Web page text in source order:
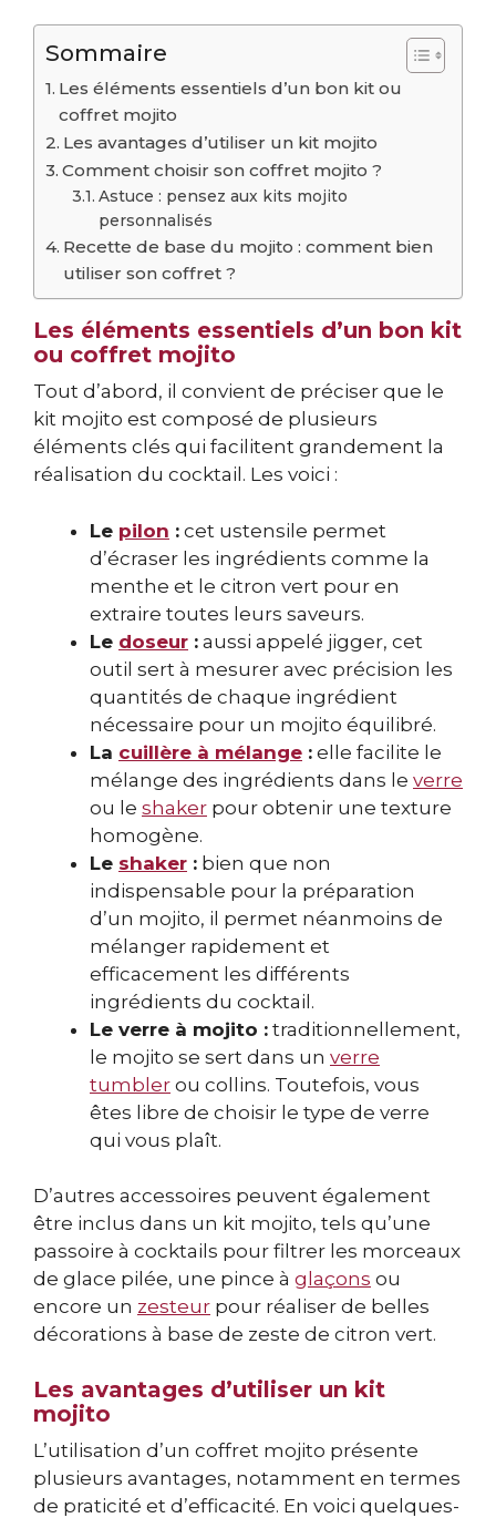
Sommaire
Les éléments essentiels d’un bon kit ou
coffret mojito
Les avantages d’utiliser un kit mojito
Comment choisir son coffret mojito ?
Astuce : pensez aux kits mojito
personnalisés
Recette de base du mojito : comment bien
utiliser son coffret ?
Les éléments essentiels d’un bon kit
ou coffret mojito
Tout d’abord, il convient de préciser que le
kit mojito est composé de plusieurs
éléments clés qui facilitent grandement la
réalisation du cocktail. Les voici :
Le pilon : cet ustensile permet
d’écraser les ingrédients comme la
menthe et le citron vert pour en
extraire toutes leurs saveurs.
Le doseur : aussi appelé jigger, cet
outil sert à mesurer avec précision les
quantités de chaque ingrédient
nécessaire pour un mojito équilibré.
La cuillère à mélange : elle facilite le
mélange des ingrédients dans le verre
ou le shaker pour obtenir une texture
homogène.
Le shaker : bien que non
indispensable pour la préparation
d’un mojito, il permet néanmoins de
mélanger rapidement et
efficacement les différents
ingrédients du cocktail.
Le verre à mojito : traditionnellement,
le mojito se sert dans un verre
tumbler ou collins. Toutefois, vous
êtes libre de choisir le type de verre
qui vous plaît.
D’autres accessoires peuvent également
être inclus dans un kit mojito, tels qu’une
passoire à cocktails pour filtrer les morceaux
de glace pilée, une pince à glaçons ou
encore un zesteur pour réaliser de belles
décorations à base de zeste de citron vert.
Les avantages d’utiliser un kit
mojito
L’utilisation d’un coffret mojito présente
plusieurs avantages, notamment en termes
de praticité et d’efficacité. En voici quelques-